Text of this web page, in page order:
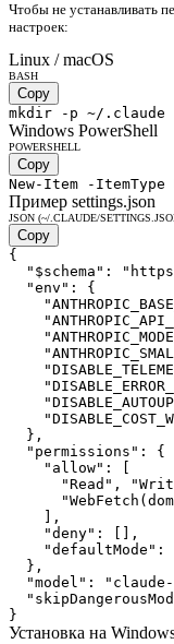
Чтобы не устанавливать
настроек:
Linux / macOS
BASH
Copy
mkdir -p ~/.claude
Windows PowerShell
POWERSHELL
Copy
New-Item -
Пример settings.json
JSON (~/.CLAUDE/
Copy
{
"$schema":
  "env": {
  },
  "permissions": {
    "allow": [
"Read",
    ],
    "deny": [],
"defaultMode":
  },
"model":
}
Установка на